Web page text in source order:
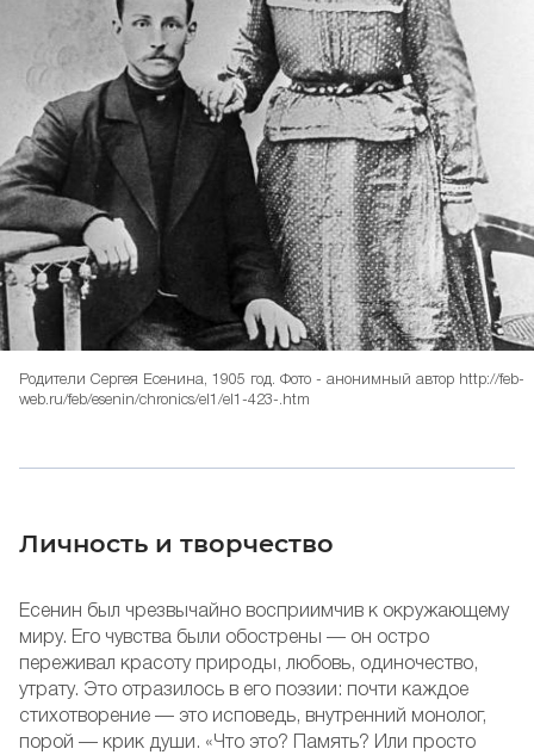
Родители Сергея Есенина, 1905 год. Фото - анонимный автор http://feb-
web.ru/feb/esenin/chronics/el1/el1-423-.htm
Личность и творчество
Есенин был чрезвычайно восприимчив к окружающему
миру. Его чувства были обострены — он остро
переживал красоту природы, любовь, одиночество,
утрату. Это отразилось в его поэзии: почти каждое
стихотворение — это исповедь, внутренний монолог,
порой — крик души. «Что это? Память? Или просто